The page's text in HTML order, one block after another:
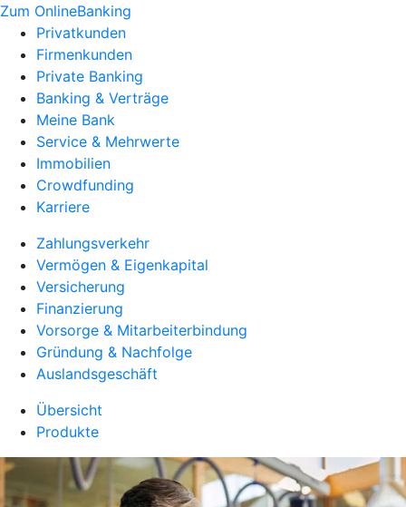
Zum OnlineBanking
Privatkunden
Firmenkunden
Private Banking
Banking & Verträge
Meine Bank
Service & Mehrwerte
Immobilien
Crowdfunding
Karriere
Zahlungsverkehr
Vermögen & Eigenkapital
Versicherung
Finanzierung
Vorsorge & Mitarbeiterbindung
Gründung & Nachfolge
Auslandsgeschäft
Übersicht
Produkte